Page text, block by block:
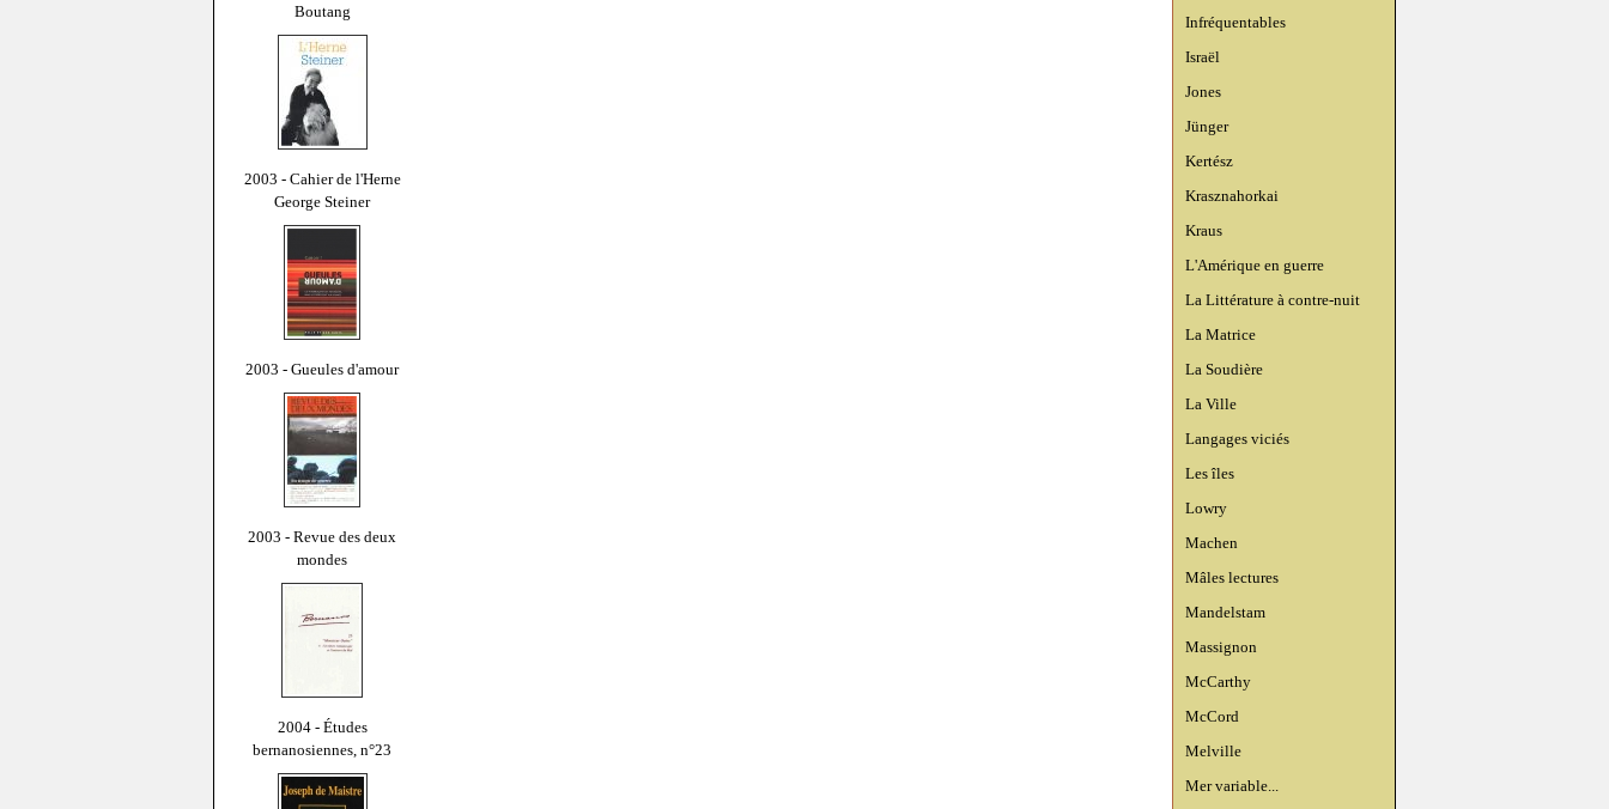
Boutang
2003 - Cahier de l'Herne
George Steiner
2003 - Gueules d'amour
2003 - Revue des deux
mondes
2004 - Études
bernanosiennes, n°23
Infréquentables
Israël
Jones
Jünger
Kertész
Krasznahorkai
Kraus
L'Amérique en guerre
La Littérature à contre-nuit
La Matrice
La Soudière
La Ville
Langages viciés
Les îles
Lowry
Machen
Mâles lectures
Mandelstam
Massignon
McCarthy
McCord
Melville
Mer variable...